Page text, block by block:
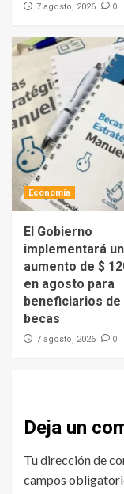
7 agosto, 2026 0
Economía
El Gobierno
implementará un
aumento de $
en agosto para
beneficiarios de
becas
7 agosto, 2026 0
Deja un
Tu dirección de
campos